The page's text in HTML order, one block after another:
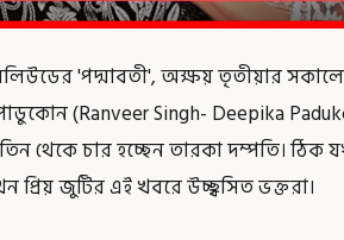
'পদ্মাবতী', অক্ষয় তৃতীয়ার
(Ranveer Singh- Deepika
থেকে চার হচ্ছেন তারকা দম্পতি। ঠিক
জুটির এই খবরে উচ্ছ্বসিত ভক্তরা।